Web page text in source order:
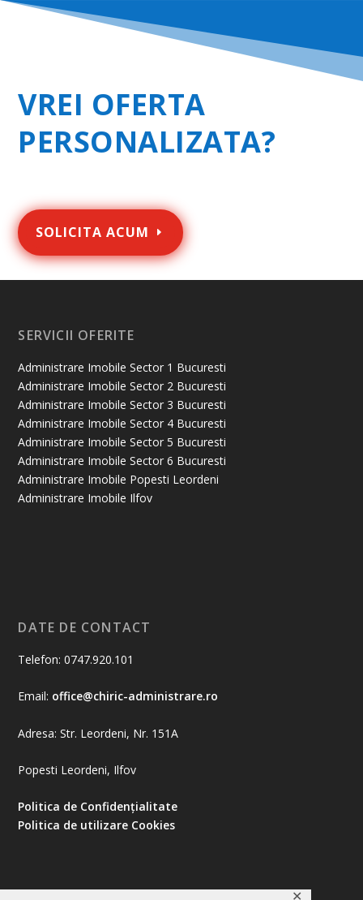
✕
VREI OFERTA
PERSONALIZATA?
SOLICITA ACUM
SERVICII OFERITE
Administrare Imobile Sector 1 Bucuresti
Administrare Imobile Sector 2 Bucuresti
Administrare Imobile Sector 3 Bucuresti
Administrare Imobile Sector 4 Bucuresti
Administrare Imobile Sector 5 Bucuresti
Administrare Imobile Sector 6 Bucuresti
Administrare Imobile Popesti Leordeni
Administrare Imobile Ilfov
DATE DE CONTACT
Telefon: 0747.920.101
Email: office@chiric-administrare.ro
Adresa: Str. Leordeni, Nr. 151A
Popesti Leordeni, Ilfov
Politica de Confidențialitate
Politica de utilizare Cookies